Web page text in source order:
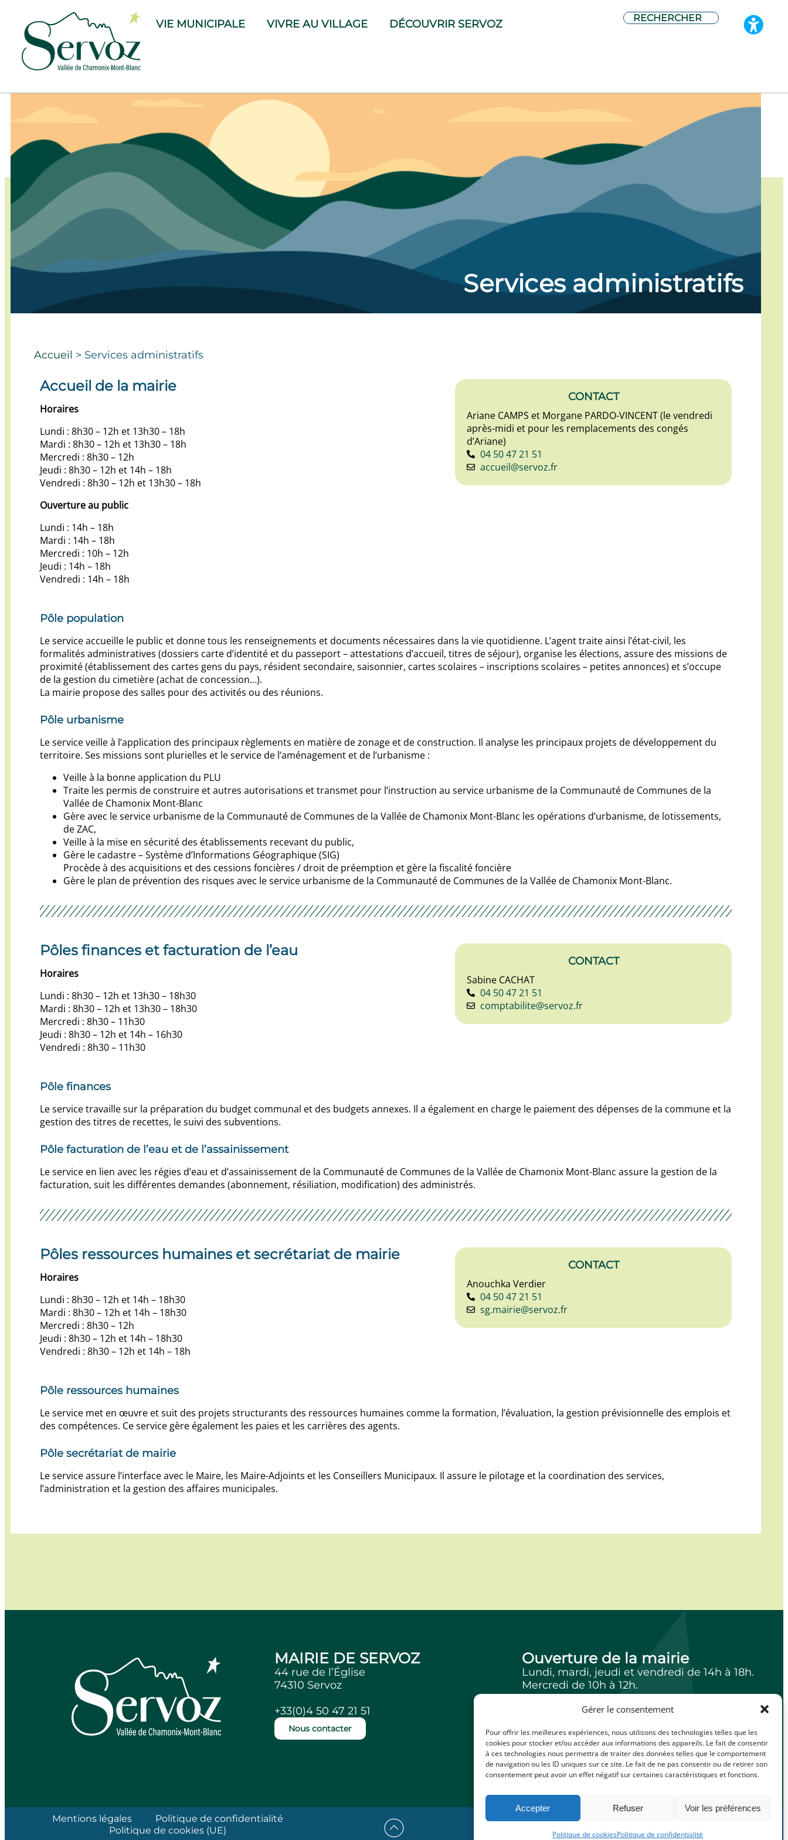
Gérer le consentement
Pour offrir les meilleures expériences, nous utilisons des technologies telles que les
cookies pour stocker et/ou accéder aux informations des appareils. Le fait de consentir
à ces technologies nous permettra de traiter des données telles que le comportement
de navigation ou les ID uniques sur ce site. Le fait de ne pas consentir ou de retirer son
consentement peut avoir un effet négatif sur certaines caractéristiques et fonctions.
Accepter Refuser Voir les préférences
Politique de cookiesPolitique de confidentialité
principal
VIE MUNICIPALE VIVRE AU VILLAGE DÉCOUVRIR SERVOZ
Services administratifs
Accueil > Services administratifs
Accueil de la mairie
Horaires
Lundi : 8h30 – 12h et 13h30 – 18h
Mardi : 8h30 – 12h et 13h30 – 18h
Mercredi : 8h30 – 12h
Jeudi : 8h30 – 12h et 14h – 18h
Vendredi : 8h30 – 12h et 13h30 – 18h
Ouverture au public
Lundi : 14h – 18h
Mardi : 14h – 18h
Mercredi : 10h – 12h
Jeudi : 14h – 18h
Vendredi : 14h – 18h
CONTACT
Ariane CAMPS et Morgane PARDO-VINCENT (le vendredi
après-midi et pour les remplacements des congés
d’Ariane)
04 50 47 21 51
accueil@servoz.fr
Pôle population
Le service accueille le public et donne tous les renseignements et documents nécessaires dans la vie quotidienne. L’agent traite ainsi l’état-civil, les
formalités administratives (dossiers carte d’identité et du passeport – attestations d’accueil, titres de séjour), organise les élections, assure des missions de
proximité (établissement des cartes gens du pays, résident secondaire, saisonnier, cartes scolaires – inscriptions scolaires – petites annonces) et s’occupe
de la gestion du cimetière (achat de concession…).
La mairie propose des salles pour des activités ou des réunions.
Pôle urbanisme
Le service veille à l’application des principaux règlements en matière de zonage et de construction. Il analyse les principaux projets de développement du
territoire. Ses missions sont plurielles et le service de l’aménagement et de l’urbanisme :
Veille à la bonne application du PLU
Traite les permis de construire et autres autorisations et transmet pour l’instruction au service urbanisme de la Communauté de Communes de la
Vallée de Chamonix Mont-Blanc
Gère avec le service urbanisme de la Communauté de Communes de la Vallée de Chamonix Mont-Blanc les opérations d’urbanisme, de lotissements,
de ZAC,
Veille à la mise en sécurité des établissements recevant du public,
Gère le cadastre – Système d’Informations Géographique (SIG)
Procède à des acquisitions et des cessions foncières / droit de préemption et gère la fiscalité foncière
Gère le plan de prévention des risques avec le service urbanisme de la Communauté de Communes de la Vallée de Chamonix Mont-Blanc.
Pôles finances et facturation de l’eau
Horaires
Lundi : 8h30 – 12h et 13h30 – 18h30
Mardi : 8h30 – 12h et 13h30 – 18h30
Mercredi : 8h30 – 11h30
Jeudi : 8h30 – 12h et 14h – 16h30
Vendredi : 8h30 – 11h30
CONTACT
Sabine CACHAT
04 50 47 21 51
comptabilite@servoz.fr
Pôle finances
Le service travaille sur la préparation du budget communal et des budgets annexes. Il a également en charge le paiement des dépenses de la commune et la
gestion des titres de recettes, le suivi des subventions.
Pôle facturation de l’eau et de l’assainissement
Le service en lien avec les régies d’eau et d’assainissement de la Communauté de Communes de la Vallée de Chamonix Mont-Blanc assure la gestion de la
facturation, suit les différentes demandes (abonnement, résiliation, modification) des administrés.
Pôles ressources humaines et secrétariat de mairie
Horaires
Lundi : 8h30 – 12h et 14h – 18h30
Mardi : 8h30 – 12h et 14h – 18h30
Mercredi : 8h30 – 12h
Jeudi : 8h30 – 12h et 14h – 18h30
Vendredi : 8h30 – 12h et 14h – 18h
CONTACT
Anouchka Verdier
04 50 47 21 51
sg.mairie@servoz.fr
Pôle ressources humaines
Le service met en œuvre et suit des projets structurants des ressources humaines comme la formation, l’évaluation, la gestion prévisionnelle des emplois et
des compétences. Ce service gère également les paies et les carrières des agents.
Pôle secrétariat de mairie
Le service assure l’interface avec le Maire, les Maire-Adjoints et les Conseillers Municipaux. Il assure le pilotage et la coordination des services,
l’administration et la gestion des affaires municipales.
MAIRIE DE SERVOZ
44 rue de l’Église
74310 Servoz
+33(0)4 50 47 21 51
Nous contacter
Ouverture de la mairie
Lundi, mardi, jeudi et vendredi de 14h à 18h.
Mercredi de 10h à 12h.
facebookIlliwap
Mentions légales
Politique de confidentialité
Politique de cookies (UE)